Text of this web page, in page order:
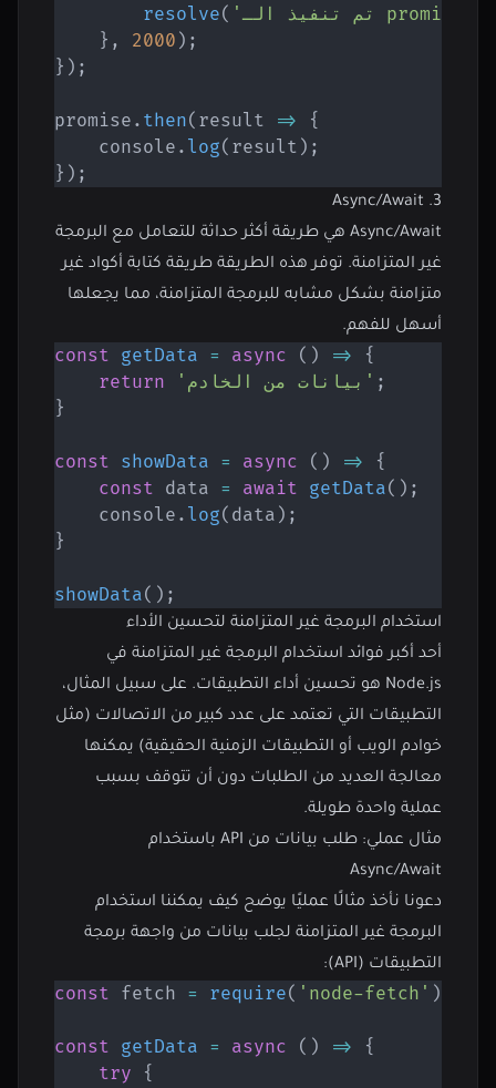
resolve( 'تم تنفيذ الـ promise!'
} , 2000 ) ;
} ) ;
promise . then( result =>
{
    console
. log( result ) ;
} ) ;
3. Async/Await
Async/Await هي طريقة أكثر حداثة للتعامل مع البرمجة
غير المتزامنة. توفر هذه الطريقة طريقة كتابة أكواد غير
متزامنة بشكل مشابه للبرمجة المتزامنة، مما يجعلها
أسهل للفهم.
const getData = async ( ) =>
{
return
'بيانات من الخادم' ;
}
const showData = async ( ) =>
{
const data = await getData( ) ;
    console
. log( data ) ;
}
showData( ) ;
استخدام البرمجة غير المتزامنة لتحسين الأداء
أحد أكبر فوائد استخدام البرمجة غير المتزامنة في
Node.js هو تحسين أداء التطبيقات. على سبيل المثال،
التطبيقات التي تعتمد على عدد كبير من الاتصالات (مثل
خوادم الويب أو التطبيقات الزمنية الحقيقية) يمكنها
معالجة العديد من الطلبات دون أن تتوقف بسبب
عملية واحدة طويلة.
مثال عملي: طلب بيانات من API باستخدام
Async/Await
دعونا نأخذ مثالًا عمليًا يوضح كيف يمكننا استخدام
البرمجة غير المتزامنة لجلب بيانات من واجهة برمجة
التطبيقات (API):
const fetch = require( 'node-fetch' )
const getData = async ( ) =>
{
try
{